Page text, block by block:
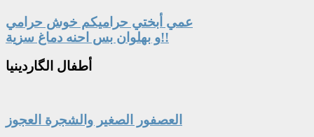
عمي أبختي حراميكم خوش حرامي
و بهلوان بس احنه دماغ سزية!!
أطفال الگاردينيا
العصفور الصغير والشجرة العجوز